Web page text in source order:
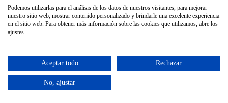
Aviso Legal
Política Privacidad
Política Cookies
Desarrollada porCentro Tecnológico Alcázar
Facebook
Twitter
Instagram
Podemos utilizarlas para el análisis de los datos de nuestros visitantes, para mejorar
nuestro sitio web, mostrar contenido personalizado y brindarle una excelente experiencia
en el sitio web. Para obtener más información sobre las cookies que utilizamos, abre los
ajustes.
Aceptar todo Rechazar
No, ajustar